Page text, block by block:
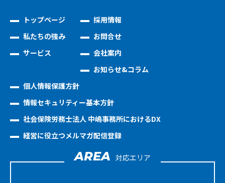
トップページ
私たちの強み
サービス
採用情報
お問合せ
会社案内
お知らせ&コラム
個人情報保護方針
情報セキュリティー基本方針
社会保険労務士法人 中嶋事務所におけるDX
経営に役立つメルマガ配信登録
AREA 対応エリア